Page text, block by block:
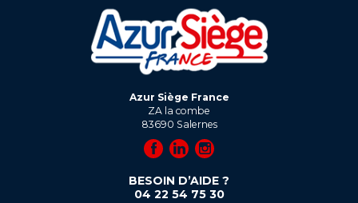
Azur Siège France
ZA la combe
83690 Salernes
BESOIN D’AIDE ?
04 22 54 75 30